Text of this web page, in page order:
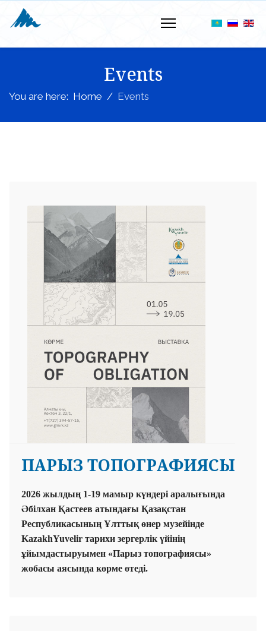
Events
You are here: Home Events
ПАРЫЗ ТОПОГРАФИЯСЫ
2026 жылдың 1-19 мамыр күндері аралығында
Әбілхан Қастеев атындағы Қазақстан
Республикасының Ұлттық өнер музейінде
KazakhYuvelir тарихи зергерлік үйінің
ұйымдастыруымен «Парыз топографиясы»
жобасы аясында көрме өтеді.